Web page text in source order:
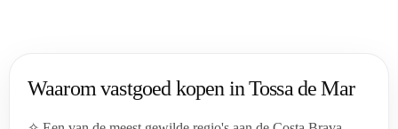
Waarom vastgoed kopen in Tossa de Mar